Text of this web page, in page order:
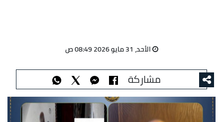
الأحد، 31 مايو 2026 08:49 ص
مشاركة